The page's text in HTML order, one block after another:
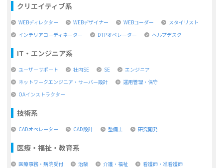
クリエイティブ系
WEBディレクター WEBデザイナー WEBコーダー
スタイリスト
インテリアコーディネーター
DTPオペレーター ヘルプデスク
IT・エンジニア系
ユーザーサポート 社内SE SE
エンジニア
ネットワークエンジニア・サーバー設計
運用管理・保守
OAインストラクター
技術系
CADオペレーター CAD設計 整備士 研究開発
医療・福祉・教育系
医療事務・病院受付 治験 介護・福祉
看護師・准看護師